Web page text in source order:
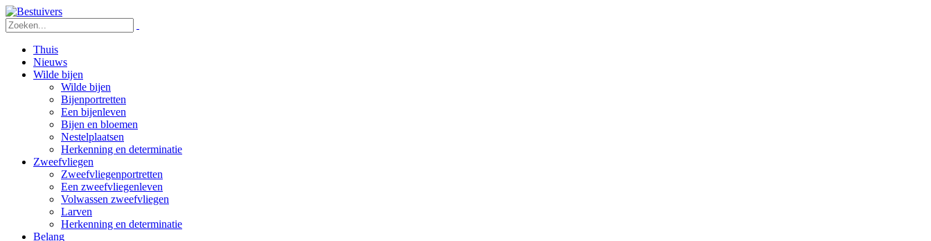
Thuis
Nieuws
Wilde bijen
Wilde bijen
Bijenportretten
Een bijenleven
Bijen en bloemen
Nestelplaatsen
Herkenning en determinatie
Zweefvliegen
Zweefvliegenportretten
Een zweefvliegenleven
Volwassen zweefvliegen
Larven
Herkenning en determinatie
Belang